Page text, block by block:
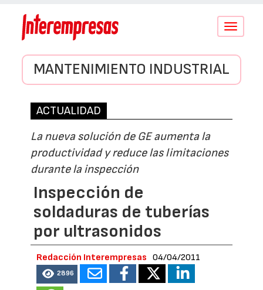
Conmutar
MANTENIMIENTO INDUSTRIAL
ACTUALIDAD
La nueva solución de GE aumenta la
productividad y reduce las limitaciones
durante la inspección
Inspección de
soldaduras de tuberías
por ultrasonidos
Redacción Interempresas 04/04/2011
2896